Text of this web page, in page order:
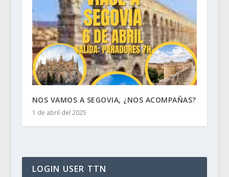
NOS VAMOS A SEGOVIA, ¿NOS ACOMPAÑAS?
1 de abril del 2025
LOGIN USER TTN